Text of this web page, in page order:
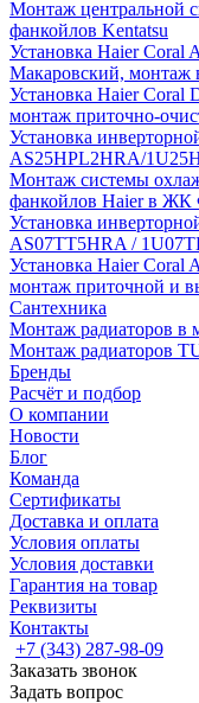
Монтаж центральной
фанкойлов Kentatsu
Установка Haier
Макаровский, монтаж
Установка Haier
монтаж приточно-
Установка
AS25HPL2HRA/
Монтаж системы
фанкойлов Haier в
Установка
AS07TT5HRA /
Установка Haier
монтаж приточной и
Сантехника
Монтаж радиаторов в
Монтаж радиаторов
Бренды
Расчёт и подбор
О компании
Новости
Блог
Команда
Сертификаты
Доставка и оплата
Условия оплаты
Условия доставки
Гарантия на товар
Реквизиты
Контакты
+7 (343) 287-98-09
Заказать звонок
Задать вопрос